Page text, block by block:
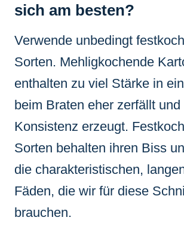
sich am besten?
Verwende unbedingt
Sorten. Mehligkochende
enthalten zu viel Stärke in
beim Braten eher zerfällt
Konsistenz erzeugt.
Sorten behalten ihren Biss
die charakteristischen,
Fäden, die wir für diese
brauchen.